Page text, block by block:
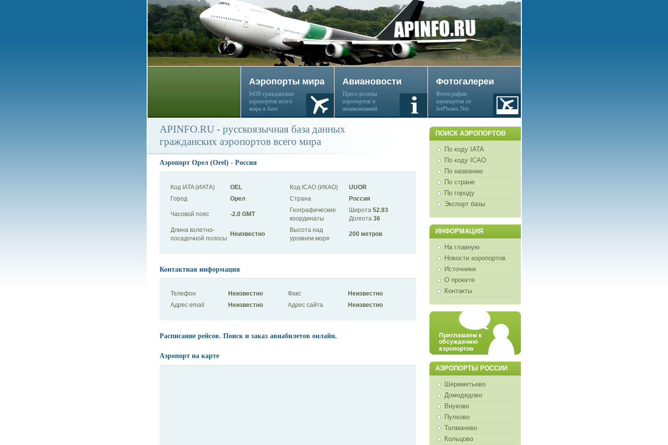
Аэропорты мира
9439 гражданских
аэропортов всего
мира в базе
Авиановости
Пресс-релизы
аэропортов и
авиакомпаний
Фотогалереи
Фотографии
аэропортов от
JetPhotos.Net
ПОИСК АЭРОПОРТОВ
По коду IATA
По коду ICAO
По названию
По стране
По городу
Экспорт базы
ИНФОРМАЦИЯ
На главную
Новости аэропортов
Источники
О проекте
Контакты
АЭРОПОРТЫ РОССИИ
Шереметьево
Домодедово
Внуково
Пулково
Толмачево
Кольцово
APINFO.RU - русскоязычная база данных
гражданских аэропортов всего мира
Аэропорт Орел (Orel) - Россия
Код IATA (ИАТА) OEL Код ICAO (ИКАО)
UUOR
Город
Орел Страна Россия
Часовой пояс -2.0 GMT
Географические
координаты
Широта 52.93
Долгота 36
Длина взлетно-
посадочной полосы
Неизвестно
Высота над
уровнем моря
200 метров
Контактная информация
Телефон Неизвестно Факс
Неизвестно
Адрес email
Неизвестно Адрес сайта Неизвестно
Расписание рейсов. Поиск и заказ авиабилетов онлайн.
Аэропорт на карте